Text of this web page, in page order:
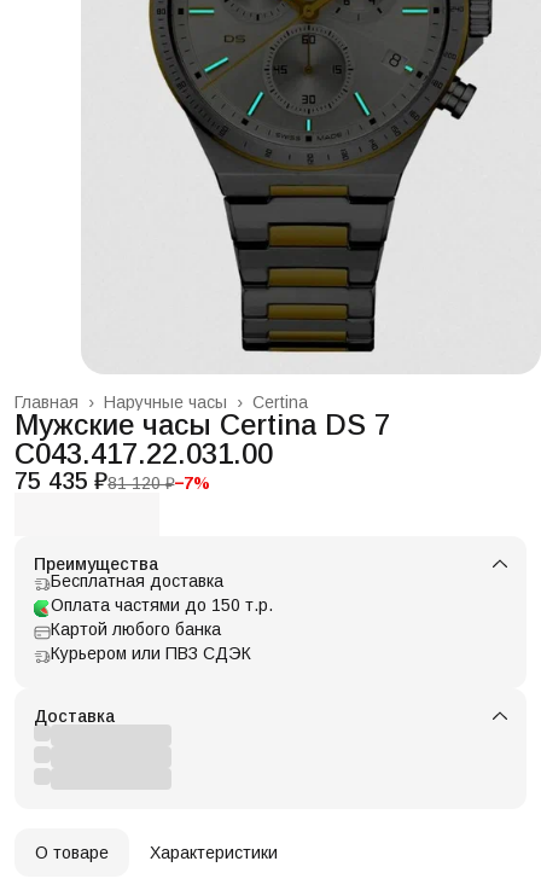
Certina
Наручные часы ›
Главная ›
Мужские часы Certina DS 7
C043.417.22.031.00
75 435 ₽81 120 ₽−7%
Преимущества
Бесплатная доставка
Оплата частями до 150 т.р.
Картой любого банка
Курьером или ПВЗ СДЭК
Доставка
О товаре Характеристики